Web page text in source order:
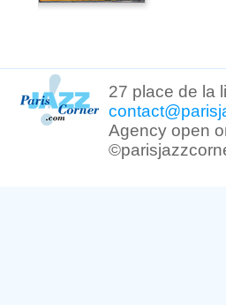
27 place de la
Agency open